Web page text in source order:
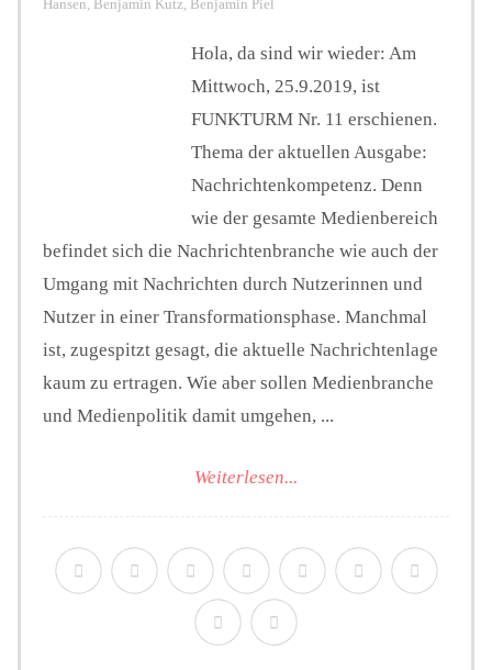
Hansen, Benjamin Kutz, Benjamin Piel
Hola, da sind wir wieder: Am
Mittwoch, 25.9.2019, ist
FUNKTURM Nr. 11 erschienen.
Thema der aktuellen Ausgabe:
Nachrichtenkompetenz. Denn
wie der gesamte Medienbereich
befindet sich die Nachrichtenbranche wie auch der
Umgang mit Nachrichten durch Nutzerinnen und
Nutzer in einer Transformationsphase. Manchmal
ist, zugespitzt gesagt, die aktuelle Nachrichtenlage
kaum zu ertragen. Wie aber sollen Medienbranche
und Medienpolitik damit umgehen, ...
Weiterlesen...